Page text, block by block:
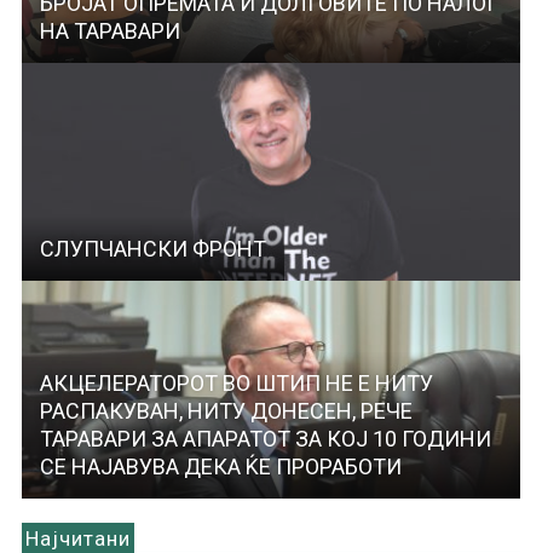
НА ТАРАВАРИ
СЛУПЧАНСКИ ФРОНТ
АКЦЕЛЕРАТОРОТ ВО ШТИП НЕ Е НИТУ
РАСПАКУВАН, НИТУ ДОНЕСЕН, РЕЧЕ
ТАРАВАРИ ЗА АПАРАТОТ ЗА КОЈ 10 ГОДИНИ
СЕ НАЈАВУВА ДЕКА ЌЕ ПРОРАБОТИ
Најчитани